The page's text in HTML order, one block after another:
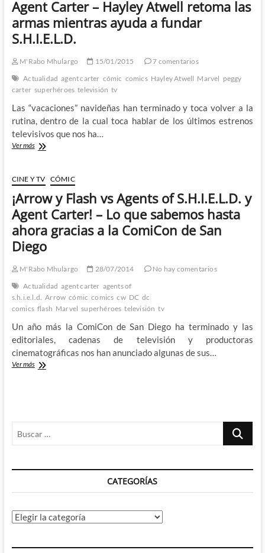
primavera
2016
Carter
una
dura
en
su
segunda
temporada
Agent Carter – Hayley Atwell retoma las
armas mientras ayuda a fundar
S.H.I.E.L.D.
M'Rabo Mhulargo 15/01/2015
7 comentarios
Actualidad agent carter cómic comics Hayley Atwell Marvel peggy
carter superhéroes televisión tv
Las “vacaciones” navideñas han terminado y toca volver a la
rutina, dentro de la cual toca hablar de los últimos estrenos
televisivos que nos ha…
Ver másAgent
Hayley
Atwell
retoma
armas
mientras
ayuda
a
S.H.I.E.L.D.
CINE Y TV CÓMIC
¡Arrow y Flash vs Agents of S.H.I.E.L.D. y
Agent Carter! – Lo que sabemos hasta
ahora gracias a la ComiCon de San
Diego
M'Rabo Mhulargo 28/07/2014
No hay comentarios
Actualidad agent carter agents of
s.h.i.e.l.d. Arrow cómic comics cw DC dc
comics flash Marvel superhéroes televisión tv
Un año más la ComiCon de San Diego ha terminado y las
editoriales, cadenas de televisión y productoras
cinematográficas nos han anunciado algunas de sus…
Ver más¡Arrow
y
–
que
hasta
ahora
Buscar
CATEGORÍAS
Categorías